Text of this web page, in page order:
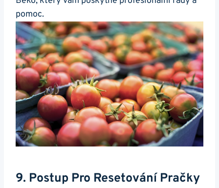
pomoc.
9. Postup Pro Resetování‍ Pračky